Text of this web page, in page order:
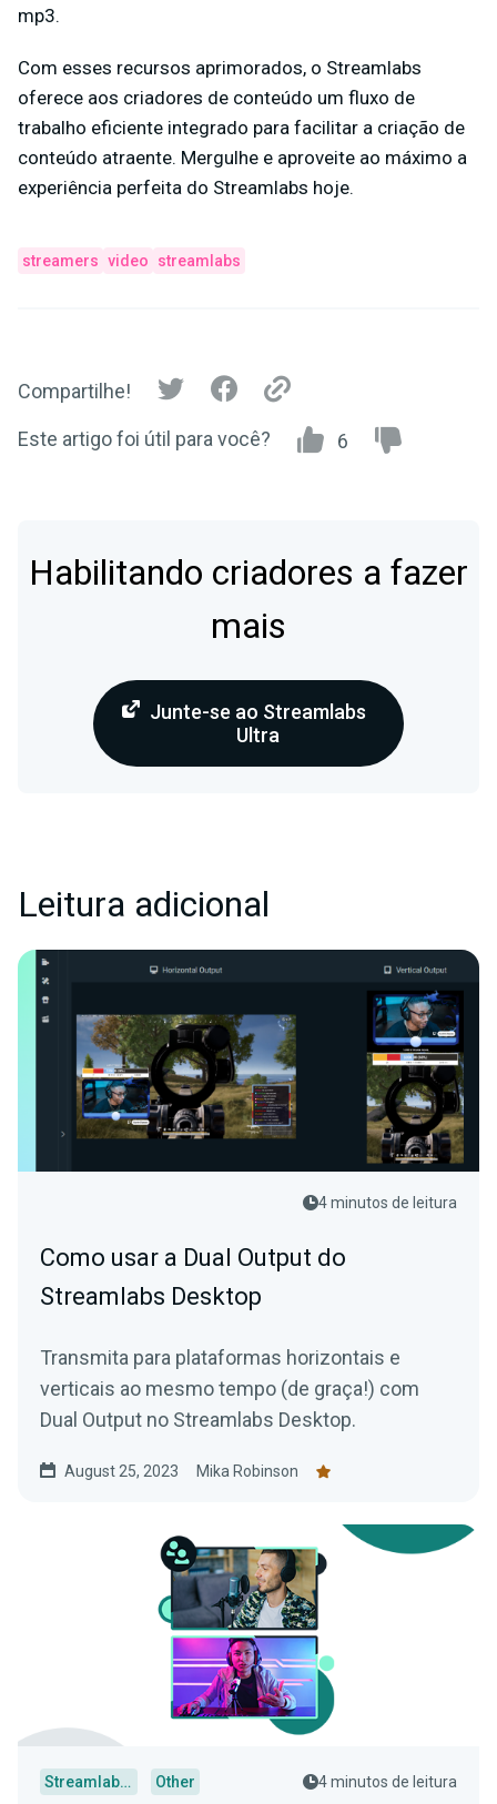
mp3.
Com esses recursos aprimorados, o Streamlabs
oferece aos criadores de conteúdo um fluxo de
trabalho eficiente integrado para facilitar a criação de
conteúdo atraente. Mergulhe e aproveite ao máximo a
experiência perfeita do Streamlabs hoje.
streamers video streamlabs
Compartilhe!
Este artigo foi útil para você? 6
Habilitando criadores a fazer
mais
Junte-se ao Streamlabs
Ultra
Leitura adicional
4 minutos de leitura
Como usar a Dual Output do
Streamlabs Desktop
Transmita para plataformas horizontais e
verticais ao mesmo tempo (de graça!) com
Dual Output no Streamlabs Desktop.
August 25, 2023 Mika Robinson
Streamlabs Desktop Other 4 minutos de leitura